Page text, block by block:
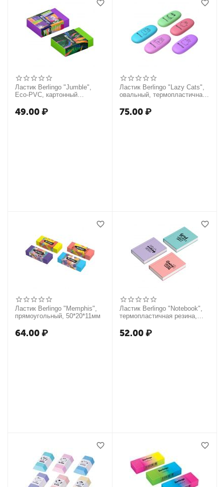
Ластик Berlingo "Jumble",
Eco-PVC, картонный
49.00₽
Ластик Berlingo "Lazy Cats",
овальный, термопластичная
75.00₽
Ластик Berlingo "Memphis",
прямоугольный, 50*20*11мм
64.00₽
Ластик Berlingo "Notebook",
термопластичная резина,
52.00₽